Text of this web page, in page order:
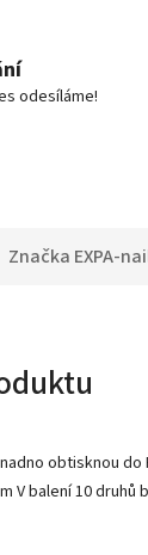
odesíláme!
Značka EXPA-
obtisknou do
V balení 10 druhů